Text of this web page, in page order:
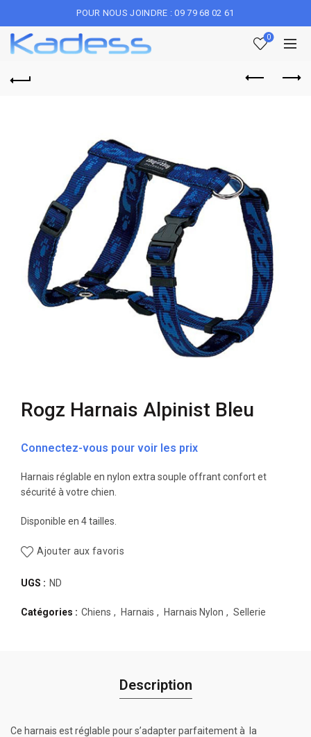
POUR NOUS JOINDRE : 09 79 68 02 61
0
Rogz Harnais Alpinist Bleu
Connectez-vous pour voir les prix
Harnais réglable en nylon extra souple offrant confort et
sécurité à votre chien.
Disponible en 4 tailles.
Ajouter aux favoris
UGS : ND
Catégories : Chiens , Harnais , Harnais Nylon , Sellerie
Description
Ce harnais est réglable pour s’adapter parfaitement à la